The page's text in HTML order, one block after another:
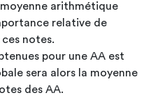
arithmétique
relative de
ces notes.
pour une AA est
sera alors la moyenne
des AA.